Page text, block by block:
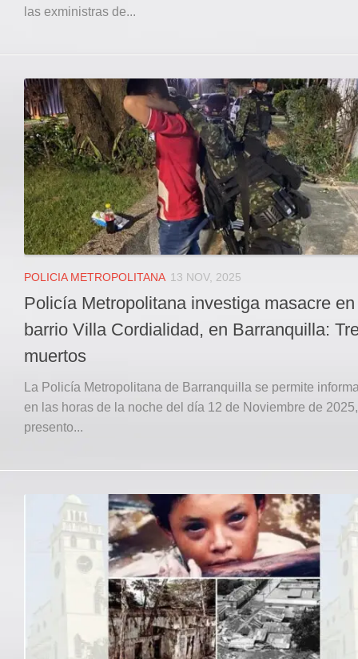
las exministras de...
POLICIA METROPOLITANA 13 NOV, 2025
Policía Metropolitana investiga masacre
barrio Villa Cordialidad, en Barranquilla:
muertos
La Policía Metropolitana de Barranquilla se permite
en las horas de la noche del día 12 de Noviembre de
presento...